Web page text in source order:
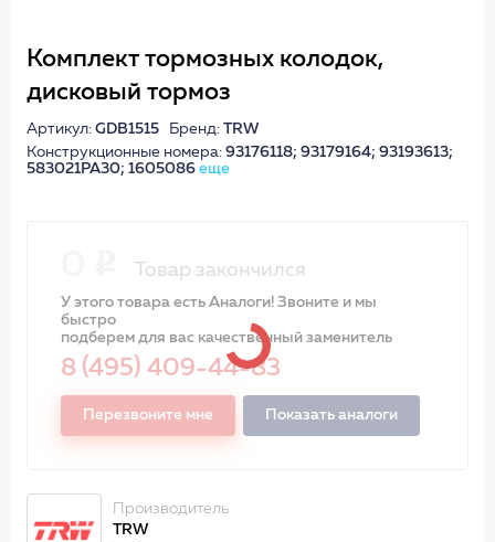
Комплект тормозных колодок,
дисковый тормоз
Артикул: GDB1515Бренд: TRW
Конструкционные номера: 93176118; 93179164; 93193613;
583021PA30; 1605086 еще
Товар закончился
У этого товара есть Аналоги! Звоните и мы
быстро
подберем для вас качественный заменитель
8 (495) 409-44-83
Перезвоните мне Показать аналоги
Производитель
TRW